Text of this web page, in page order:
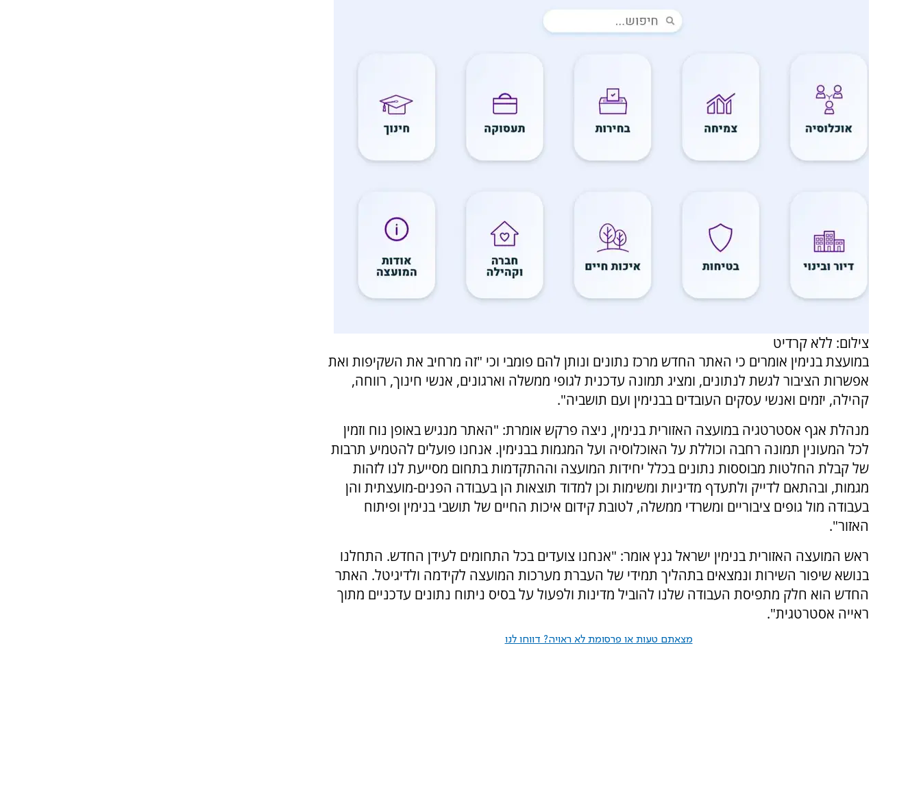
צילום: ללא קרדיט
במועצת בנימין אומרים כי האתר החדש מרכז נתונים ונותן להם פומבי וכי "זה מרחיב את השקיפות ואת
אפשרות הציבור לגשת לנתונים, ומציג תמונה עדכנית לגופי ממשלה וארגונים, אנשי חינוך, רווחה,
קהילה, יזמים ואנשי עסקים העובדים בבנימין ועם תושביה".
מנהלת אגף אסטרטגיה במועצה האזורית בנימין, ניצה פרקש אומרת: "האתר מנגיש באופן נוח וזמין
לכל המעונין תמונה רחבה וכוללת על האוכלוסיה ועל המגמות בבנימין. אנחנו פועלים להטמיע תרבות
של קבלת החלטות מבוססות נתונים בכלל יחידות המועצה וההתקדמות בתחום מסייעת לנו לזהות
מגמות, ובהתאם לדייק ולתעדף מדיניות ומשימות וכן למדוד תוצאות הן בעבודה הפנים-מועצתית והן
בעבודה מול גופים ציבוריים ומשרדי ממשלה, לטובת קידום איכות החיים של תושבי בנימין ופיתוח
האזור".
ראש המועצה האזורית בנימין ישראל גנץ אומר: "אנחנו צועדים בכל התחומים לעידן החדש. התחלנו
בנושא שיפור השירות ונמצאים בתהליך תמידי של העברת מערכות המועצה לקידמה ולדיגיטל. האתר
החדש הוא חלק מתפיסת העבודה שלנו להוביל מדינות ולפעול על בסיס ניתוח נתונים עדכניים מתוך
ראייה אסטרטגית".
מצאתם טעות או פרסומת לא ראויה? דווחו לנו